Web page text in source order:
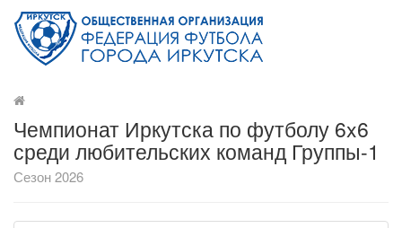
Чемпионат Иркутска по футболу 6x6
среди любительских команд Группы-1
Сезон 2026